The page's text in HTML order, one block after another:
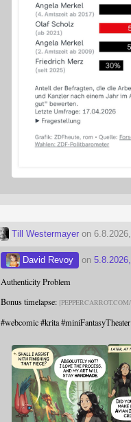
Till Westermayer on
David Revoy on
Authenticity Problem
Bonus timelapse:
#webcomic #krita#miniFantasyTheater